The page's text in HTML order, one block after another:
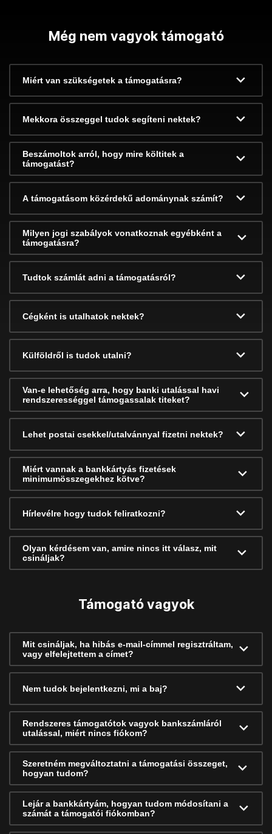
Még nem vagyok támogató
Miért van szükségetek a támogatásra?
Mekkora összeggel tudok segíteni nektek?
Beszámoltok arról, hogy mire költitek a
támogatást?
A támogatásom közérdekű adománynak számít?
Milyen jogi szabályok vonatkoznak egyébként a
támogatásra?
Tudtok számlát adni a támogatásról?
Cégként is utalhatok nektek?
Külföldről is tudok utalni?
Van-e lehetőség arra, hogy banki utalással havi
rendszerességgel támogassalak titeket?
Lehet postai csekkel/utalvánnyal fizetni nektek?
Miért vannak a bankkártyás fizetések
minimumösszegekhez kötve?
Hírlevélre hogy tudok feliratkozni?
Olyan kérdésem van, amire nincs itt válasz, mit
csináljak?
Támogató vagyok
Mit csináljak, ha hibás e-mail-címmel regisztráltam,
vagy elfelejtettem a címet?
Nem tudok bejelentkezni, mi a baj?
Rendszeres támogatótok vagyok bankszámláról
utalással, miért nincs fiókom?
Szeretném megváltoztatni a támogatási összeget,
hogyan tudom?
Lejár a bankkártyám, hogyan tudom módosítani a
számát a támogatói fiókomban?